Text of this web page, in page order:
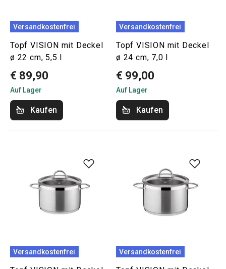
Versandkostenfrei
Topf VISION mit Deckel
ø 22 cm, 5,5 l
€ 89,90
Auf Lager
Kaufen
Versandkostenfrei
Topf VISION mit Deckel
ø 24 cm, 7,0 l
€ 99,00
Auf Lager
Kaufen
Versandkostenfrei Versandkostenfrei